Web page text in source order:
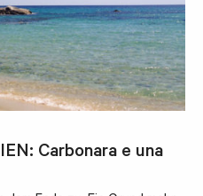
Carbonara e una